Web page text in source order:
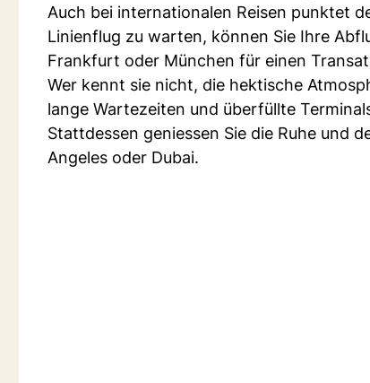
Auch bei internationalen Reisen punktet
Linienflug zu warten, können Sie Ihre
Frankfurt oder München für einen
Wer kennt sie nicht, die hektische
lange Wartezeiten und überfüllte
Stattdessen geniessen Sie die Ruhe und
Angeles oder Dubai.